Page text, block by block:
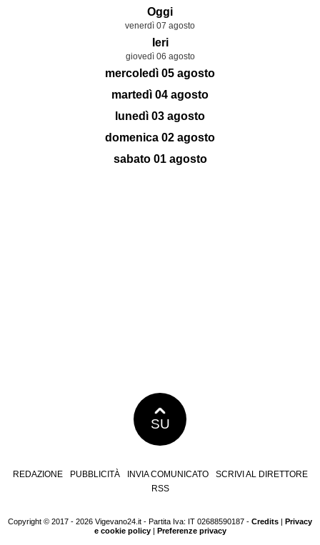
Oggi
venerdì 07 agosto
Ieri
giovedì 06 agosto
mercoledì 05 agosto
martedì 04 agosto
lunedì 03 agosto
domenica 02 agosto
sabato 01 agosto
SU
REDAZIONE PUBBLICITÀ INVIA COMUNICATO
SCRIVI AL DIRETTORE
RSS
Copyright © 2017 - 2026 Vigevano24.it - Partita Iva: IT 02688590187 - Credits | Privacy
e cookie policy| Preferenze privacy